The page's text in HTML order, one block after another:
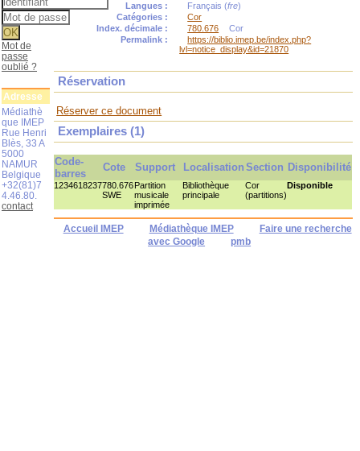
Langues :
Français (fre)
Catégories :
Cor
Index. décimale :
780.676
Cor
Permalink :
https://biblio.imep.be/index.php?
lvl=notice_display&id=21870
Réservation
Réserver ce document
Exemplaires (1)
Code-
barres
Cote Support Localisation Section Disponibilité
1234618237780.676
SWE
Partition
musicale
imprimée
Bibliothèque
principale
Cor
(partitions)
Disponible
Accueil IMEP Médiathèque IMEP
Faire une recherche
avec Google
pmb
Mot de
passe
oublié ?
Adresse
Médiathè
que IMEP
Rue Henri
Blès, 33 A
5000
NAMUR
Belgique
+32(81)7
4.46.80.
contact